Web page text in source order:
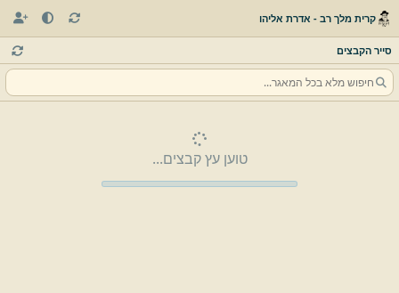
קרית מלך רב - אדרת אליהו
סייר הקבצים
טוען עץ קבצים...